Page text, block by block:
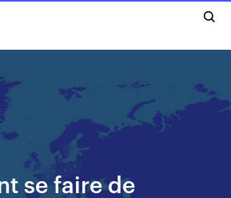
se faire de